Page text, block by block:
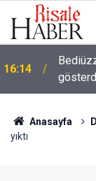
14:57
milyon
Anasayfa
yıktı